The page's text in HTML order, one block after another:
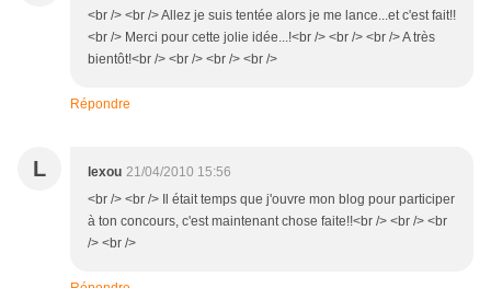
<br /> <br /> Allez je suis tentée alors je me lance...et c'est fait!!
<br /> Merci pour cette jolie idée...!<br /> <br /> <br /> A très
bientôt!<br /> <br /> <br /> <br />
Répondre
L lexou 21/04/2010 15:56
<br /> <br /> Il était temps que j'ouvre mon blog pour participer
à ton concours, c'est maintenant chose faite!!<br /> <br /> <br
/> <br />